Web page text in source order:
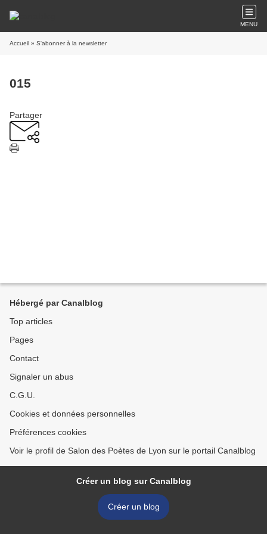
MENU
Accueil » S'abonner à la newsletter
015
Partager
Hébergé par Canalblog
Top articles
Pages
Contact
Signaler un abus
C.G.U.
Cookies et données personnelles
Préférences cookies
Voir le profil de Salon des Poètes de Lyon sur le portail Canalblog
Créer un blog sur Canalblog
Créer un blog